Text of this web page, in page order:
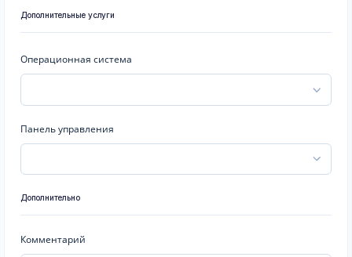
Дополнительные услуги
Операционная система
Панель управления
Дополнительно
Комментарий